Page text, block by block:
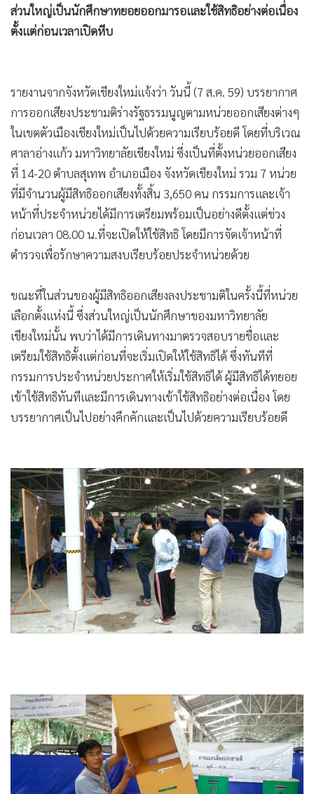
• กีฬา
• ต่างประเทศ
• จีน
• ชุมชน-คุณภาพชีวิต
• อาชญากรรม
• Motoring
• เกม
• วิทยาศาสตร์
• SMEs
• หุ้น
กองทุนรวม
• Celeb Online
• Factcheck
• ญี่ปุ่น
• News1
• Gotomanager
ส่วนใหญ่เป็นนักศึกษาทยอยออกมารอและใช้สิทธิอย่างต่อเนื่อง
ตั้งแต่ก่อนเวลาเปิดหีบ
รายงานจากจังหวัดเชียงใหม่แจ้งว่า วันนี้ (7 ส.ค. 59) บรรยากาศ
การออกเสียงประชามติร่างรัฐธรรมนูญตามหน่วยออกเสียงต่างๆ
ในเขตตัวเมืองเชียงใหม่เป็นไปด้วยความเรียบร้อยดี โดยที่บริเวณ
ศาลาอ่างแก้ว มหาวิทยาลัยเชียงใหม่ ซึ่งเป็นที่ตั้งหน่วยออกเสียง
ที่ 14-20 ตำบลสุเทพ อำเภอเมือง จังหวัดเชียงใหม่ รวม 7 หน่วย
ที่มีจำนวนผู้มีสิทธิออกเสียงทั้งสิ้น 3,650 คน กรรมการและเจ้า
หน้าที่ประจำหน่วยได้มีการเตรียมพร้อมเป็นอย่างดีตั้งแต่ช่วง
ก่อนเวลา 08.00 น.ที่จะเปิดให้ใช้สิทธิ โดยมีการจัดเจ้าหน้าที่
ตำรวจเพื่อรักษาความสงบเรียบร้อยประจำหน่วยด้วย
ขณะที่ในส่วนของผู้มีสิทธิออกเสียงลงประชามติในครั้งนี้ที่หน่วย
เลือกตั้งแห่งนี้ ซึ่งส่วนใหญ่เป็นนักศึกษาของมหาวิทยาลัย
เชียงใหม่นั้น พบว่าได้มีการเดินทางมาตรวจสอบรายชื่อและ
เตรียมใช้สิทธิตั้งแต่ก่อนที่จะเริ่มเปิดให้ใช้สิทธิได้ ซึ่งทันทีที่
กรรมการประจำหน่วยประกาศให้เริ่มใช้สิทธิได้ ผู้มีสิทธิได้ทยอย
เข้าใช้สิทธิทันทีและมีการเดินทางเข้าใช้สิทธิอย่างต่อเนื่อง โดย
บรรยากาศเป็นไปอย่างคึกคักและเป็นไปด้วยความเรียบร้อยดี